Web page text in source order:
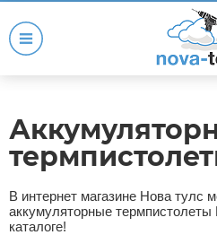
В интернет магазине Нова тулс
аккумуляторные термпистолеты
каталоге!